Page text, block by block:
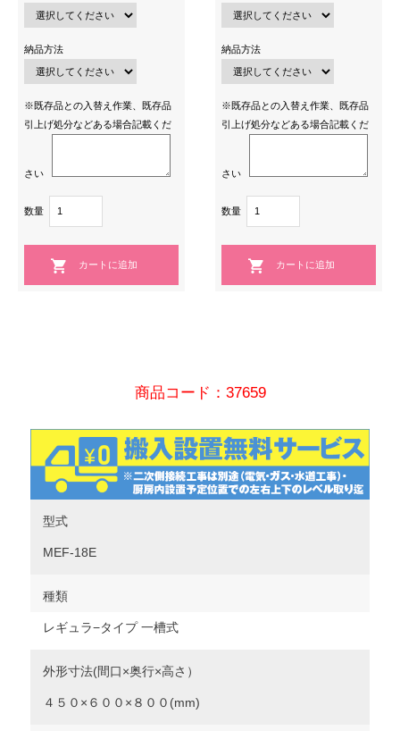
納品方法
※既存品との入替え作業、既存品
引上げ処分などある場合記載くだ
さい
数量
納品方法
※既存品との入替え作業、既存品
引上げ処分などある場合記載くだ
さい
数量
商品コード：37659
型式
MEF-18E
種類
レギュラ−タイプ 一槽式
外形寸法(間口×奥行×高さ）
４５０×６００×８００(mm)